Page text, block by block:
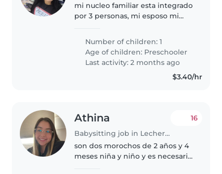
mi nucleo familiar esta integrado
por 3 personas, mi esposo mi
correctas muy organizadas
agrdables, zaid un niño
maravilloso cariñoso.
Number of children: 1
Age of children: Preschooler
Last activity: 2 months ago
$3.40/hr
Athina
Babysitting job in Lecherías
16
son dos morochos de 2 años y 4
meses niña y niño y es necesario